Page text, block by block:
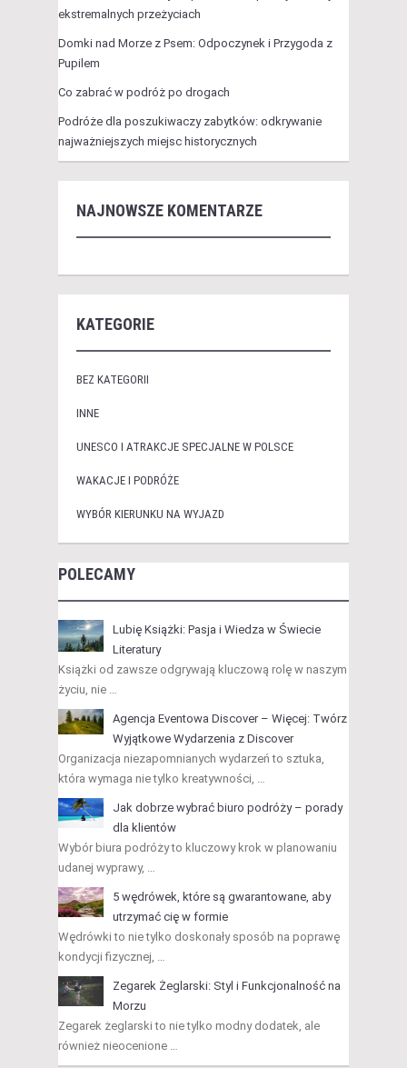
ekstremalnych przeżyciach
Domki nad Morze z Psem: Odpoczynek i Przygoda z
Pupilem
Co zabrać w podróż po drogach
Podróże dla poszukiwaczy zabytków: odkrywanie
najważniejszych miejsc historycznych
NAJNOWSZE KOMENTARZE
KATEGORIE
BEZ KATEGORII
INNE
UNESCO I ATRAKCJE SPECJALNE W POLSCE
WAKACJE I PODRÓŻE
WYBÓR KIERUNKU NA WYJAZD
POLECAMY
Lubię Książki: Pasja i Wiedza w Świecie
Literatury
Książki od zawsze odgrywają kluczową rolę w naszym
życiu, nie …
Agencja Eventowa Discover – Więcej: Twórz
Wyjątkowe Wydarzenia z Discover
Organizacja niezapomnianych wydarzeń to sztuka,
która wymaga nie tylko kreatywności, …
Jak dobrze wybrać biuro podróży – porady
dla klientów
Wybór biura podróży to kluczowy krok w planowaniu
udanej wyprawy, …
5 wędrówek, które są gwarantowane, aby
utrzymać cię w formie
Wędrówki to nie tylko doskonały sposób na poprawę
kondycji fizycznej, …
Zegarek Żeglarski: Styl i Funkcjonalność na
Morzu
Zegarek żeglarski to nie tylko modny dodatek, ale
również nieocenione …